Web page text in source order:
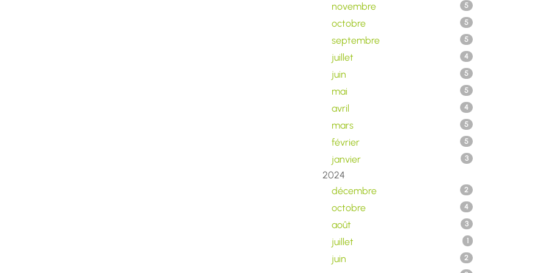
novembre 5
octobre 5
septembre 5
juillet 4
juin 5
mai 5
avril 4
mars 5
février 5
janvier 3
2024
décembre
2
octobre 4
août 3
juillet 1
juin 2